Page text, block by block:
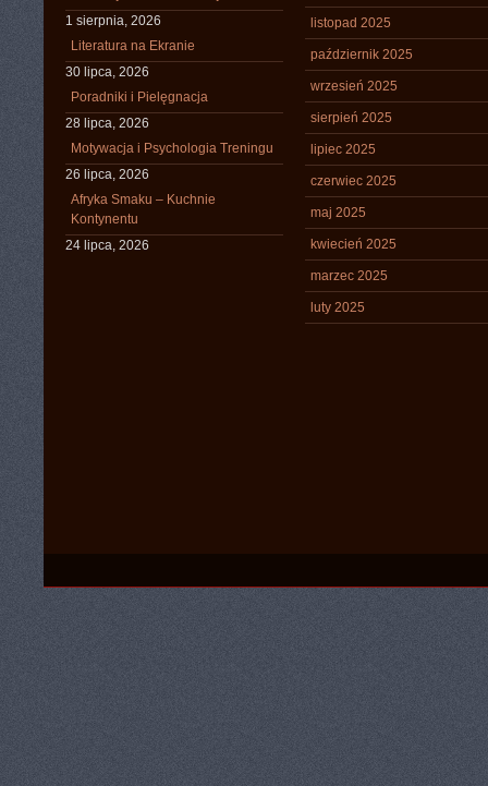
1 sierpnia, 2026
Literatura na Ekranie
30 lipca, 2026
Poradniki i Pielęgnacja
28 lipca, 2026
Motywacja i Psychologia Treningu
26 lipca, 2026
Afryka Smaku – Kuchnie
Kontynentu
24 lipca, 2026
listopad 2025
październik 2025
wrzesień 2025
sierpień 2025
lipiec 2025
czerwiec 2025
maj 2025
kwiecień 2025
marzec 2025
luty 2025